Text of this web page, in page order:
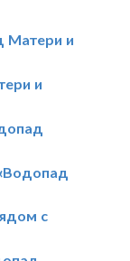
Матери и
и
с